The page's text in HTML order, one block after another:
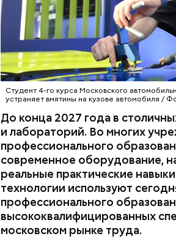
Студент 4-го курса Московского
устраняет вмятины на кузове автомобиля /
До конца 2027 года в
и лабораторий. Во многих
профессионального
современное оборудование,
реальные практические
технологии используют
профессионального
высококвалифицированных
московском рынке труда.
переоснастили полторы
Швец сообщила, что к 2031
инфраструктуру городских
новых, где будут обучаться
ОБРАЗОВАНИЕ МОСКВА
Во время экскурсии по
Бочарова с большим
инфраструктуру на локации
для съемок фильма по повести
богом». Территория площадью
фантастический город,
детализированно. До
думала о том, чтобы связать
кино и все, что с ним связано,